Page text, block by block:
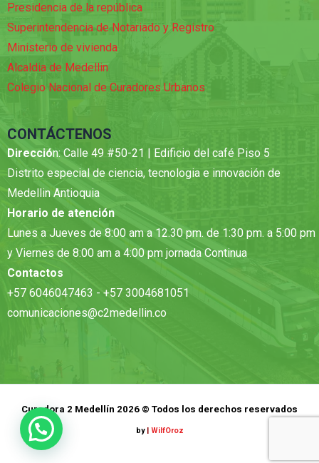
Presidencia de la república
Superintendencia de Notariado y Registro
Ministerio de vivienda
Alcaldia de Medellin
Colegio Nacional de Curadores Urbanos
CONTÁCTENOS
Dirección: Calle 49 #50-21 | Edificio del café Piso 5
Distrito especial de ciencia, tecnologia e innovación de
Medellin Antioquia
Horario de atención
Lunes a Jueves de 8:00 am a 12.30 pm. de 1:30 pm. a 5:00 pm
y Viernes de 8:00 am a 4:00 pm jornada Continua
Contactos
+57 6046047463 - +57 3004681051
comunicaciones@c2medellin.co
Curadora 2 Medellín 2026 © Todos los derechos reservados
by| WilfOroz